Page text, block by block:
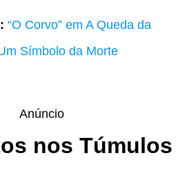
“O Corvo” em A Queda da
Símbolo da Morte
Anúncio
nos Túmulos